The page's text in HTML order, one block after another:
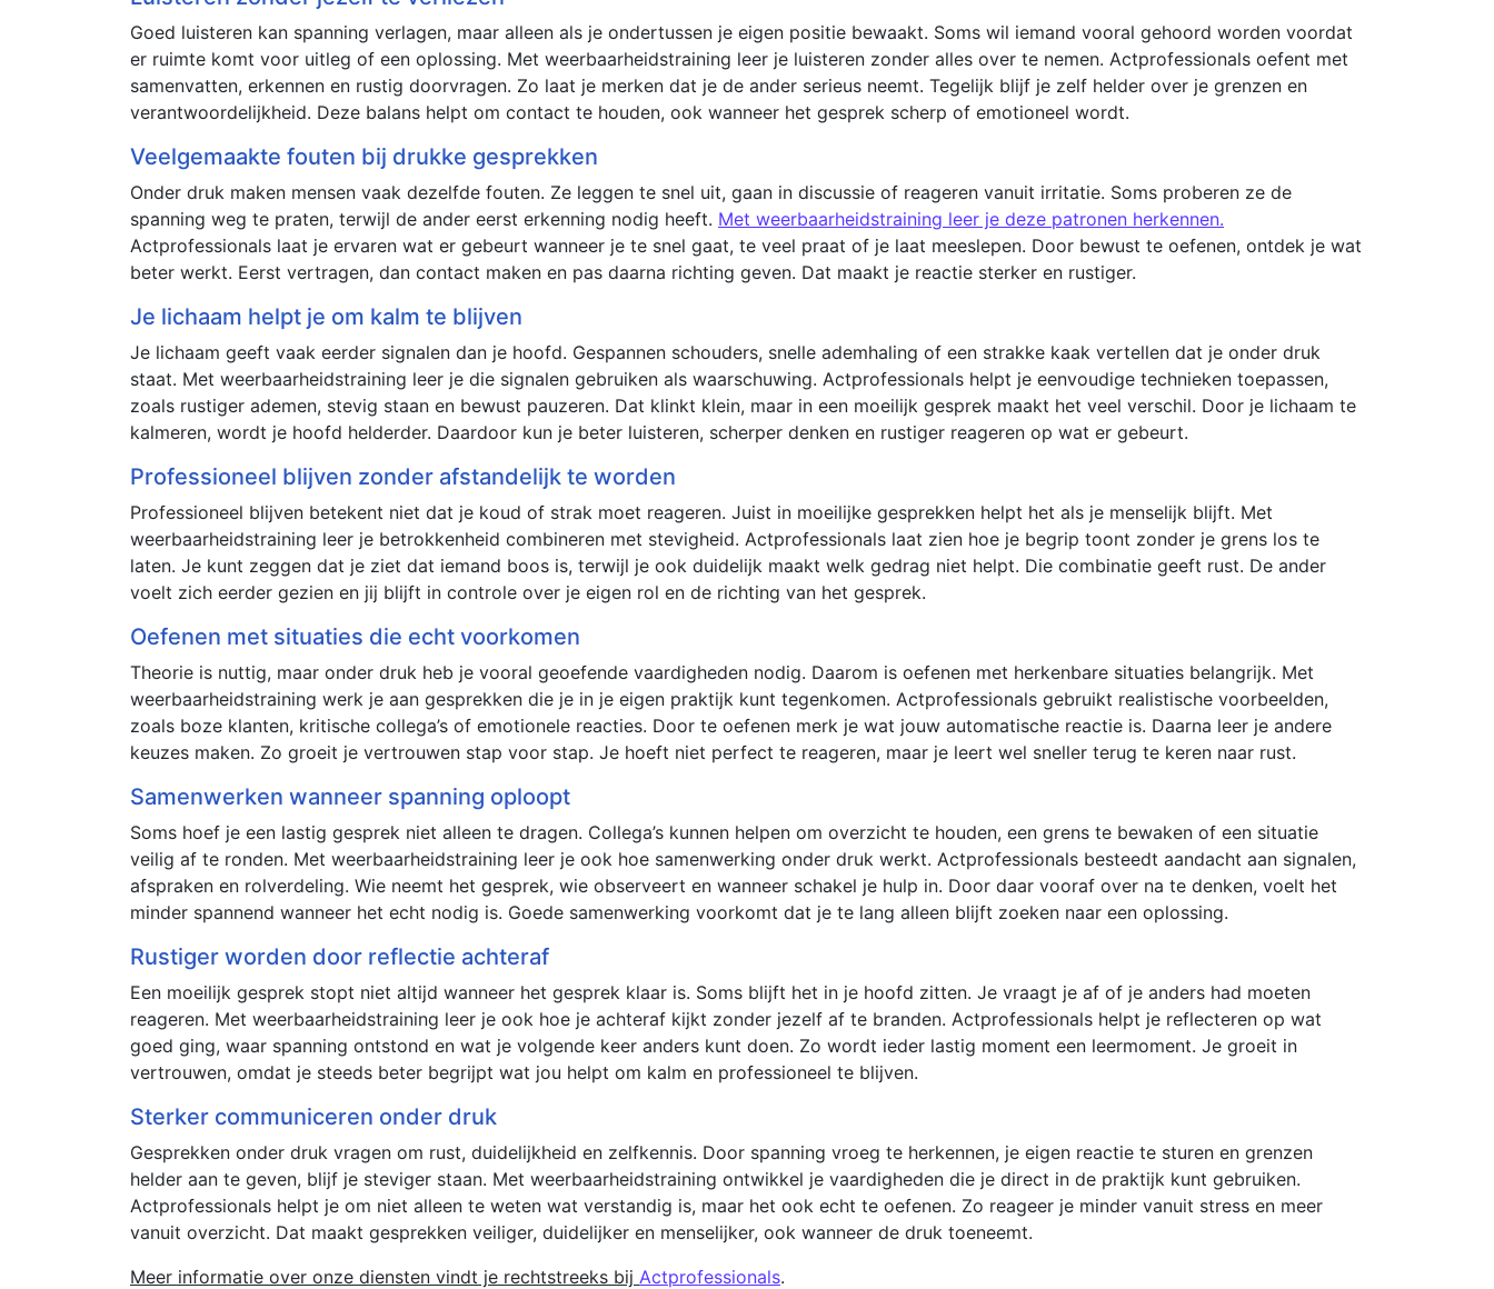
Goed luisteren kan spanning verlagen, maar alleen als je ondertussen je eigen positie bewaakt. Soms wil iemand vooral gehoord worden voordat
er ruimte komt voor uitleg of een oplossing. Met weerbaarheidstraining leer je luisteren zonder alles over te nemen. Actprofessionals oefent met
samenvatten, erkennen en rustig doorvragen. Zo laat je merken dat je de ander serieus neemt. Tegelijk blijf je zelf helder over je grenzen en
verantwoordelijkheid. Deze balans helpt om contact te houden, ook wanneer het gesprek scherp of emotioneel wordt.
Veelgemaakte fouten bij drukke gesprekken
Onder druk maken mensen vaak dezelfde fouten. Ze leggen te snel uit, gaan in discussie of reageren vanuit irritatie. Soms proberen ze de
spanning weg te praten, terwijl de ander eerst erkenning nodig heeft. Met weerbaarheidstraining leer je deze patronen herkennen.
Actprofessionals laat je ervaren wat er gebeurt wanneer je te snel gaat, te veel praat of je laat meeslepen. Door bewust te oefenen, ontdek je wat
beter werkt. Eerst vertragen, dan contact maken en pas daarna richting geven. Dat maakt je reactie sterker en rustiger.
Je lichaam helpt je om kalm te blijven
Je lichaam geeft vaak eerder signalen dan je hoofd. Gespannen schouders, snelle ademhaling of een strakke kaak vertellen dat je onder druk
staat. Met weerbaarheidstraining leer je die signalen gebruiken als waarschuwing. Actprofessionals helpt je eenvoudige technieken toepassen,
zoals rustiger ademen, stevig staan en bewust pauzeren. Dat klinkt klein, maar in een moeilijk gesprek maakt het veel verschil. Door je lichaam te
kalmeren, wordt je hoofd helderder. Daardoor kun je beter luisteren, scherper denken en rustiger reageren op wat er gebeurt.
Professioneel blijven zonder afstandelijk te worden
Professioneel blijven betekent niet dat je koud of strak moet reageren. Juist in moeilijke gesprekken helpt het als je menselijk blijft. Met
weerbaarheidstraining leer je betrokkenheid combineren met stevigheid. Actprofessionals laat zien hoe je begrip toont zonder je grens los te
laten. Je kunt zeggen dat je ziet dat iemand boos is, terwijl je ook duidelijk maakt welk gedrag niet helpt. Die combinatie geeft rust. De ander
voelt zich eerder gezien en jij blijft in controle over je eigen rol en de richting van het gesprek.
Oefenen met situaties die echt voorkomen
Theorie is nuttig, maar onder druk heb je vooral geoefende vaardigheden nodig. Daarom is oefenen met herkenbare situaties belangrijk. Met
weerbaarheidstraining werk je aan gesprekken die je in je eigen praktijk kunt tegenkomen. Actprofessionals gebruikt realistische voorbeelden,
zoals boze klanten, kritische collega’s of emotionele reacties. Door te oefenen merk je wat jouw automatische reactie is. Daarna leer je andere
keuzes maken. Zo groeit je vertrouwen stap voor stap. Je hoeft niet perfect te reageren, maar je leert wel sneller terug te keren naar rust.
Samenwerken wanneer spanning oploopt
Soms hoef je een lastig gesprek niet alleen te dragen. Collega’s kunnen helpen om overzicht te houden, een grens te bewaken of een situatie
veilig af te ronden. Met weerbaarheidstraining leer je ook hoe samenwerking onder druk werkt. Actprofessionals besteedt aandacht aan signalen,
afspraken en rolverdeling. Wie neemt het gesprek, wie observeert en wanneer schakel je hulp in. Door daar vooraf over na te denken, voelt het
minder spannend wanneer het echt nodig is. Goede samenwerking voorkomt dat je te lang alleen blijft zoeken naar een oplossing.
Rustiger worden door reflectie achteraf
Een moeilijk gesprek stopt niet altijd wanneer het gesprek klaar is. Soms blijft het in je hoofd zitten. Je vraagt je af of je anders had moeten
reageren. Met weerbaarheidstraining leer je ook hoe je achteraf kijkt zonder jezelf af te branden. Actprofessionals helpt je reflecteren op wat
goed ging, waar spanning ontstond en wat je volgende keer anders kunt doen. Zo wordt ieder lastig moment een leermoment. Je groeit in
vertrouwen, omdat je steeds beter begrijpt wat jou helpt om kalm en professioneel te blijven.
Sterker communiceren onder druk
Gesprekken onder druk vragen om rust, duidelijkheid en zelfkennis. Door spanning vroeg te herkennen, je eigen reactie te sturen en grenzen
helder aan te geven, blijf je steviger staan. Met weerbaarheidstraining ontwikkel je vaardigheden die je direct in de praktijk kunt gebruiken.
Actprofessionals helpt je om niet alleen te weten wat verstandig is, maar het ook echt te oefenen. Zo reageer je minder vanuit stress en meer
vanuit overzicht. Dat maakt gesprekken veiliger, duidelijker en menselijker, ook wanneer de druk toeneemt.
Meer informatie over onze diensten vindt je rechtstreeks bij Actprofessionals.